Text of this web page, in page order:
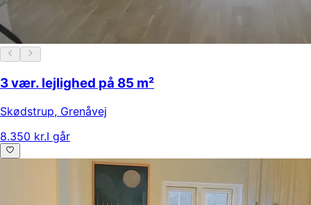
3 vær. lejlighed på 85 m²
Skødstrup, Grenåvej
8.350 kr.I går